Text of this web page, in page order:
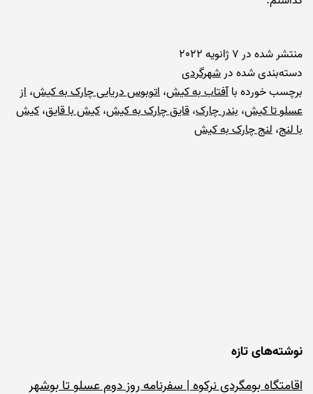
منتشر شده در 7 ژانویه 2022
دسته‌بندی شده در شهرگردی
برچسب خورده باآفتاب به کیش، اتوبوس دریایی چارک به کیش، از
عسلو تا کیش، بندر چارک، قایق چارک به کیش، کیش با قایق، کیش
با لنج، لنج چارک به کیش
نوشته‌های تازه
اقامتگاه بومگردی نرکوه | سفرنامه روز دوم عسلو تا بوشهر